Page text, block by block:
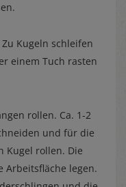
Kugeln schleifen
einem Tuch rasten
rollen. Ca. 1-2
und für die
Kugel rollen. Die
Arbeitsfläche legen.